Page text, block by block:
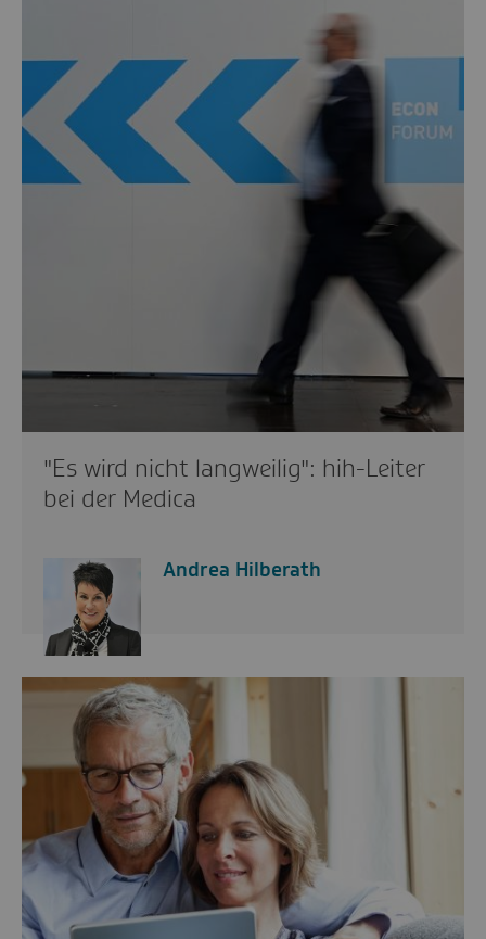
"Es wird nicht langweilig": hih-Leiter
bei der Medica
Andrea Hilberath